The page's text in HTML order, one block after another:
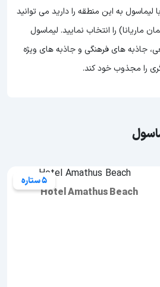
لیماسول به این منطقه را دارید می توانید
ماریانا) را انتخاب نمایید. لیماسول
جاذبه های فرهنگی و جاذبه های ویژه
را مجذوب خود کند.
5 ستاره
Hotel Amathus Beach